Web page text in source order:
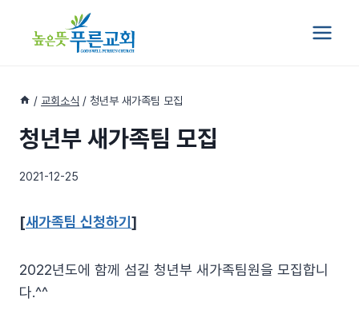
/ 교회소식 / 청년부 새가족팀 모집
청년부 새가족팀 모집
2021-12-25
[새가족팀 신청하기]
2022년도에 함께 섬길 청년부 새가족팀원을 모집합니
다.^^